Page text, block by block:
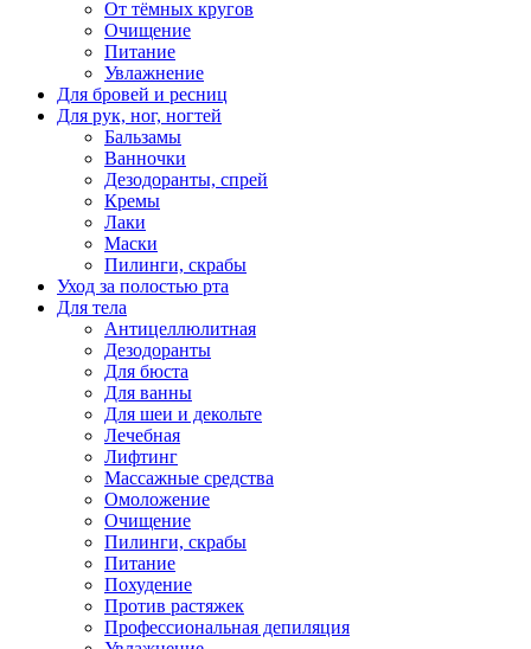
От тёмных кругов
Очищение
Питание
Увлажнение
Для бровей и ресниц
Для рук, ног, ногтей
Бальзамы
Ванночки
Дезодоранты, спрей
Кремы
Лаки
Маски
Пилинги, скрабы
Уход за полостью рта
Для тела
Антицеллюлитная
Дезодоранты
Для бюста
Для ванны
Для шеи и декольте
Лечебная
Лифтинг
Массажные средства
Омоложение
Очищение
Пилинги, скрабы
Питание
Похудение
Против растяжек
Профессиональная депиляция